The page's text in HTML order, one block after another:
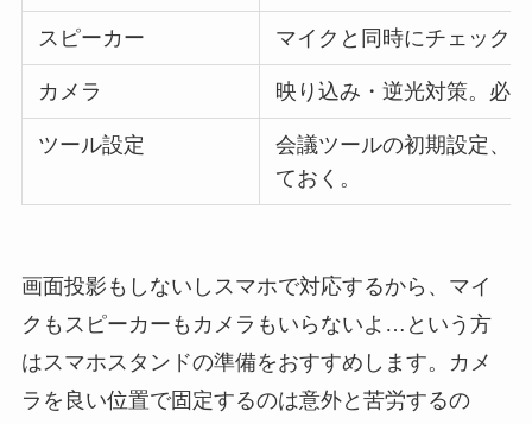
スピーカー マイクと同時にチェック
カメラ 映り込み・逆光対策。必
ツール設定
会議ツールの初期設定、
ておく。
画面投影もしないしスマホで対応するから、マイ
クもスピーカーもカメラもいらないよ…という方
はスマホスタンドの準備をおすすめします。カメ
ラを良い位置で固定するのは意外と苦労するの